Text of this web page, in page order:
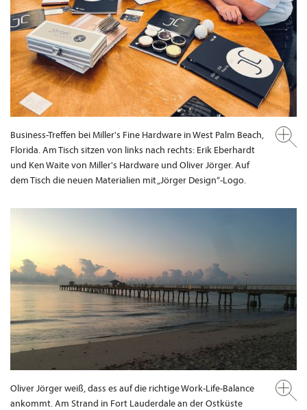
Business-Treffen bei Miller's Fine Hardware in West Palm Beach,
Florida. Am Tisch sitzen von links nach rechts: Erik Eberhardt
und Ken Waite von Miller's Hardware und Oliver Jörger. Auf
dem Tisch die neuen Materialien mit „Jörger Design“-Logo.
Oliver Jörger weiß, dass es auf die richtige Work-Life-Balance
ankommt. Am Strand in Fort Lauderdale an der Ostküste